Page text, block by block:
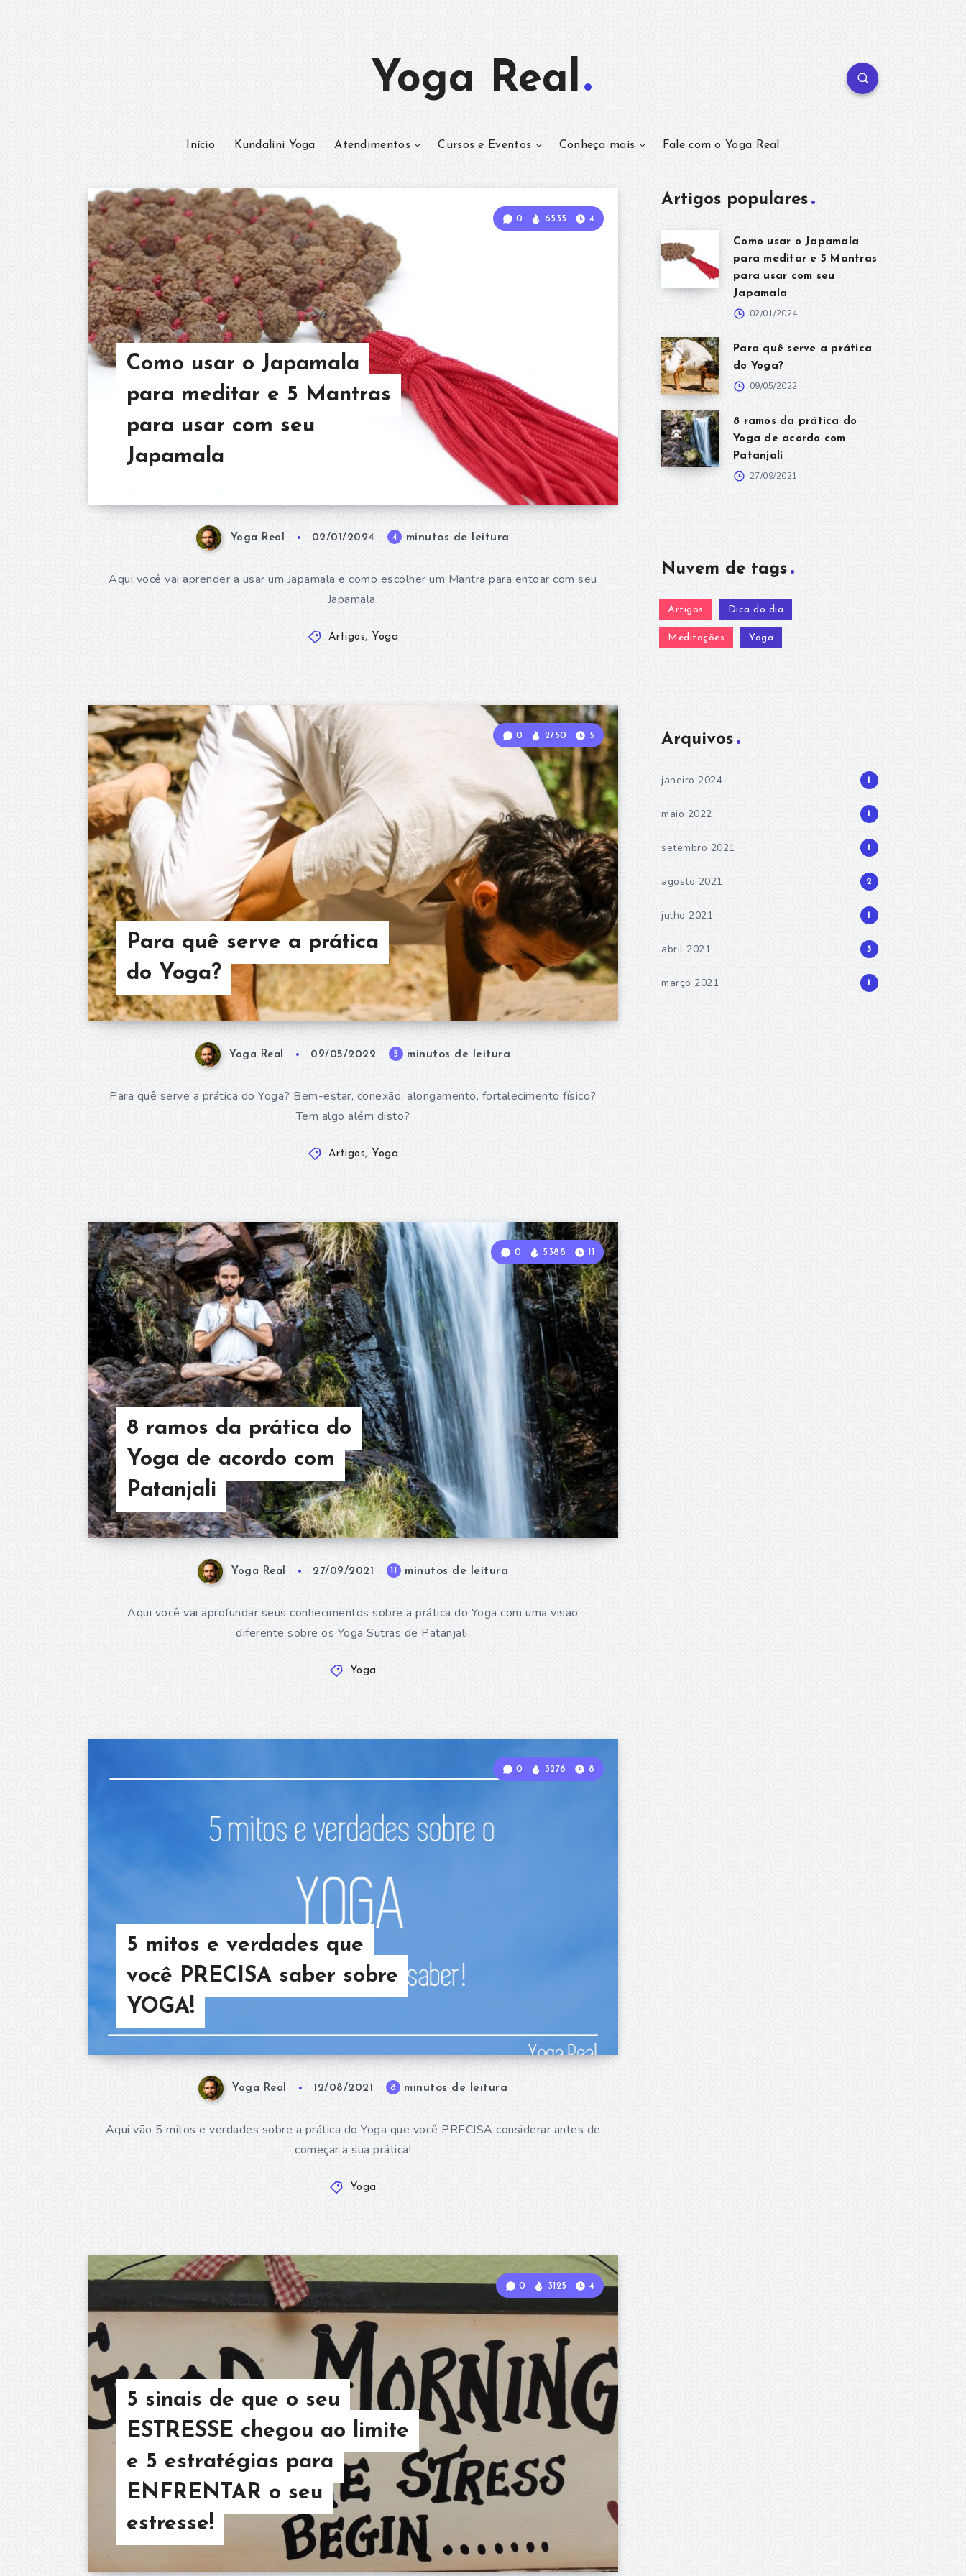
Yoga Real
Início Kundalini Yoga Atendimentos Cursos e Eventos Conheça mais Fale com o Yoga Real
Como usar o Japamala
para meditar e 5 Mantras
para usar com seu
Japamala
0 6535 4
Yoga Real 02/01/2024 4 minutos de leitura
Aqui você vai aprender a usar um Japamala e como escolher um Mantra para entoar com seu
Japamala.
Artigos, Yoga
Para quê serve a prática
do Yoga?
0 2750 5
Yoga Real 09/05/2022 5 minutos de leitura
Para quê serve a prática do Yoga? Bem-estar, conexão, alongamento, fortalecimento físico?
Tem algo além disto?
Artigos, Yoga
8 ramos da prática do
Yoga de acordo com
Patanjali
0 5388 11
Yoga Real 27/09/2021 minutos de leitura
Aqui você vai aprofundar seus conhecimentos sobre a prática do Yoga com uma visão
diferente sobre os Yoga Sutras de Patanjali.
Yoga
5 mitos e verdades que
você PRECISA saber sobre
YOGA!
0 3276 8
Yoga Real 12/08/2021 8 minutos de leitura
Aqui vão 5 mitos e verdades sobre a prática do Yoga que você PRECISA considerar antes de
começar a sua prática!
Yoga
5 sinais de que o seu
ESTRESSE chegou ao limite
e 5 estratégias para
ENFRENTAR o seu
estresse!
0 3125 4
Artigos populares
Como usar o Japamala
para meditar e 5 Mantras
para usar com seu
Japamala
02/01/2024
Para quê serve a prática
do Yoga?
09/05/2022
8 ramos da prática do
Yoga de acordo com
Patanjali
27/09/2021
Nuvem de tags
Artigos Dica do dia
Meditações Yoga
Arquivos
janeiro 2024 1
maio 2022 1
setembro 2021 1
agosto 2021 2
julho 2021 1
abril 2021 3
março 2021 1